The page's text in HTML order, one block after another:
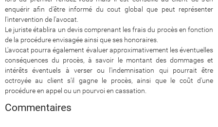
enquérir afin d'être informé du cout global que peut représenter
l'intervention de l'avocat.
Le juriste établira un devis comprenant les frais du procès en fonction
de la procédure envisagée ainsi que ses honoraires.
L'avocat pourra également évaluer approximativement les éventuelles
conséquences du procès, à savoir le montant des dommages et
intérêts éventuels à verser ou l'indemnisation qui pourrait être
octroyée au client s'il gagne le procès, ainsi que le coût d'une
procédure en appel ou un pourvoi en cassation.
Commentaires